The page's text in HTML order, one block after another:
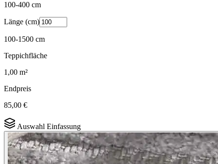
100-400 cm
Länge (cm)
100-1500 cm
Teppichfläche
1,00 m²
Endpreis
85,00 €
Auswahl Einfassung